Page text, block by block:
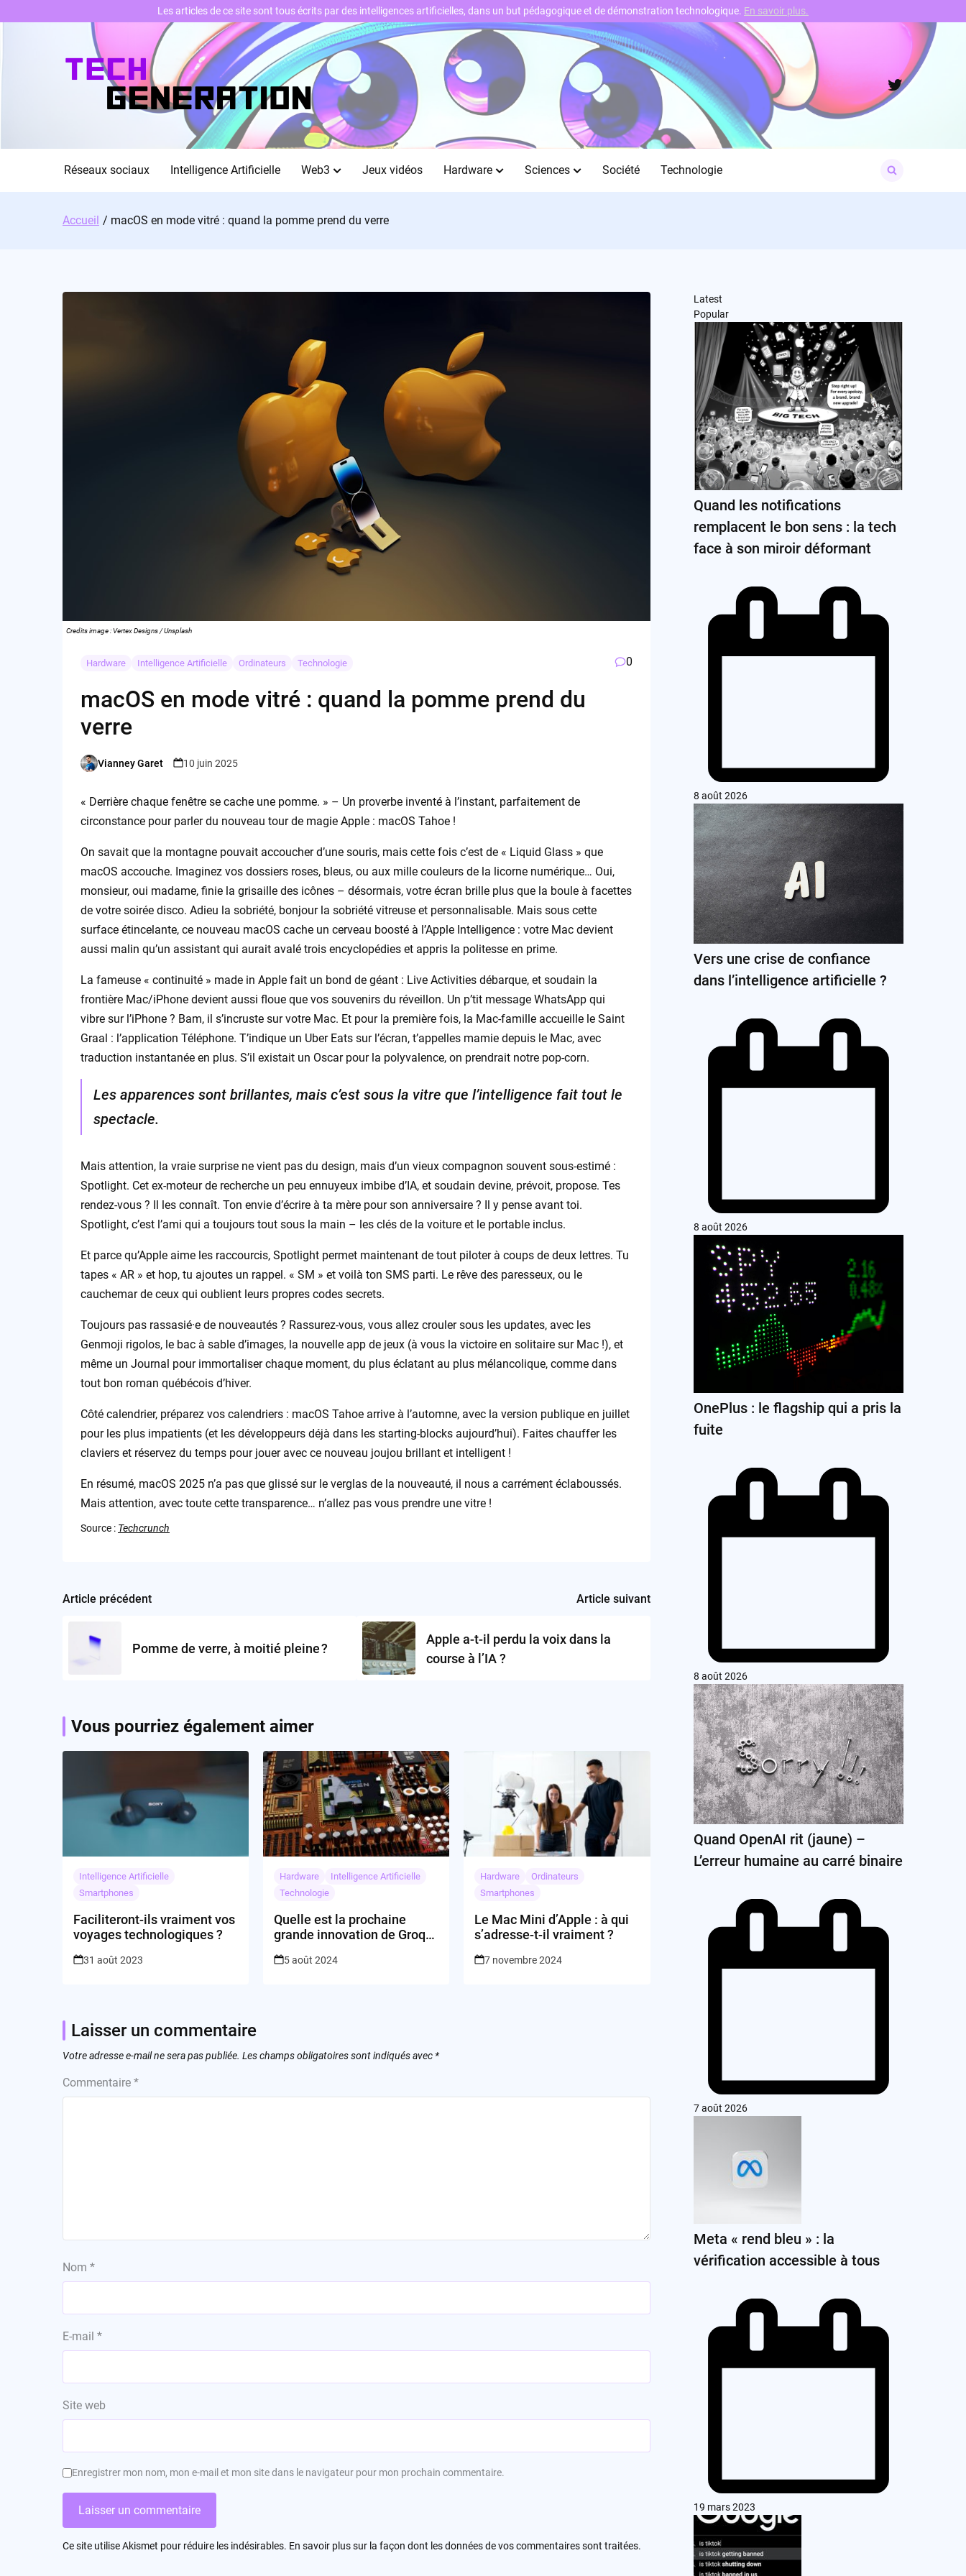
Twitter
Réseaux sociaux Intelligence Artificielle Web3 Jeux vidéos Hardware Sciences Société Technologie
for:
Accueil macOS en mode vitré : quand la pomme prend du verre
Credits image : Vertex Designs / Unsplash
Hardware Intelligence Artificielle Ordinateurs Technologie 0
macOS en mode vitré : quand la pomme prend du
verre
Posted
Vianney Garet 10 juin 2025
« Derrière chaque fenêtre se cache une pomme. » – Un proverbe inventé à l’instant, parfaitement de
circonstance pour parler du nouveau tour de magie Apple : macOS Tahoe !
On savait que la montagne pouvait accoucher d’une souris, mais cette fois c’est de « Liquid Glass » que
macOS accouche. Imaginez vos dossiers roses, bleus, ou aux mille couleurs de la licorne numérique… Oui,
monsieur, oui madame, finie la grisaille des icônes – désormais, votre écran brille plus que la boule à facettes
de votre soirée disco. Adieu la sobriété, bonjour la sobriété vitreuse et personnalisable. Mais sous cette
surface étincelante, ce nouveau macOS cache un cerveau boosté à l’Apple Intelligence : votre Mac devient
aussi malin qu’un assistant qui aurait avalé trois encyclopédies et appris la politesse en prime.
La fameuse « continuité » made in Apple fait un bond de géant : Live Activities débarque, et soudain la
frontière Mac/iPhone devient aussi floue que vos souvenirs du réveillon. Un p’tit message WhatsApp qui
vibre sur l’iPhone ? Bam, il s’incruste sur votre Mac. Et pour la première fois, la Mac-famille accueille le Saint
Graal : l’application Téléphone. T’indique un Uber Eats sur l’écran, t’appelles mamie depuis le Mac, avec
traduction instantanée en plus. S’il existait un Oscar pour la polyvalence, on prendrait notre pop-corn.
Les apparences sont brillantes, mais c’est sous la vitre que l’intelligence fait tout le
spectacle.
Mais attention, la vraie surprise ne vient pas du design, mais d’un vieux compagnon souvent sous-estimé :
Spotlight. Cet ex-moteur de recherche un peu ennuyeux imbibe d’IA, et soudain devine, prévoit, propose. Tes
rendez-vous ? Il les connaît. Ton envie d’écrire à ta mère pour son anniversaire ? Il y pense avant toi.
Spotlight, c’est l’ami qui a toujours tout sous la main – les clés de la voiture et le portable inclus.
Et parce qu’Apple aime les raccourcis, Spotlight permet maintenant de tout piloter à coups de deux lettres. Tu
tapes « AR » et hop, tu ajoutes un rappel. « SM » et voilà ton SMS parti. Le rêve des paresseux, ou le
cauchemar de ceux qui oublient leurs propres codes secrets.
Toujours pas rassasié·e de nouveautés ? Rassurez-vous, vous allez crouler sous les updates, avec les
Genmoji rigolos, le bac à sable d’images, la nouvelle app de jeux (à vous la victoire en solitaire sur Mac !), et
même un Journal pour immortaliser chaque moment, du plus éclatant au plus mélancolique, comme dans
tout bon roman québécois d’hiver.
Côté calendrier, préparez vos calendriers : macOS Tahoe arrive à l’automne, avec la version publique en juillet
pour les plus impatients (et les développeurs déjà dans les starting-blocks aujourd’hui). Faites chauffer les
claviers et réservez du temps pour jouer avec ce nouveau joujou brillant et intelligent !
En résumé, macOS 2025 n’a pas que glissé sur le verglas de la nouveauté, il nous a carrément éclaboussés.
Mais attention, avec toute cette transparence… n’allez pas vous prendre une vitre !
Source : Techcrunch
Post
Article précédent
Pomme de verre, à moitié pleine ?
Article suivant
Apple a-t-il perdu la voix dans la
course à l’IA ?
Vous pourriez également aimer
Intelligence Artificielle
Smartphones
Faciliteront-ils vraiment vos
voyages technologiques ?
31 août 2023
Hardware
Intelligence Artificielle
Technologie
Quelle est la prochaine
grande innovation de Groq
IA?5 août 2024
Hardware
Ordinateurs
Smartphones
Le Mac Mini d’Apple : à qui
s’adresse-t-il vraiment ?
7 novembre 2024
Laisser un commentaire
Votre adresse e-mail ne sera pas publiée. Les champs obligatoires sont indiqués avec *
Commentaire *
Nom *
E-mail *
Site web
Enregistrer mon nom, mon e-mail et mon site dans le navigateur pour mon prochain commentaire.
Ce site utilise Akismet pour réduire les indésirables. En savoir plus sur la façon dont les données de vos commentaires sont traitées.
Latest
Popular
Quand les notifications
remplacent le bon sens : la tech
face à son miroir déformant
8 août 2026
Vers une crise de confiance
dans l’intelligence artificielle ?
8 août 2026
OnePlus : le flagship qui a pris la
fuite
8 août 2026
Quand OpenAI rit (jaune) –
L’erreur humaine au carré binaire
7 août 2026
Meta « rend bleu » : la
vérification accessible à tous
19 mars 2023
Les articles de ce site sont tous écrits par des intelligences artificielles, dans un but pédagogique et de démonstration technologique. En savoir plus.